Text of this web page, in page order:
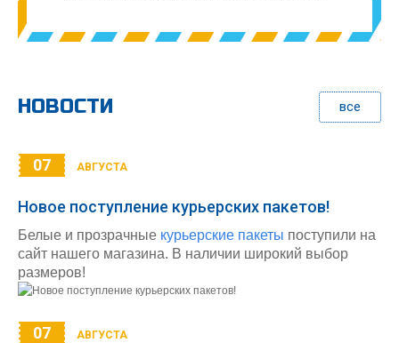
НОВОСТИ все
07 АВГУСТА
Новое поступление курьерских пакетов!
Белые и прозрачные курьерские пакеты поступили на
сайт нашего магазина. В наличии широкий выбор
размеров!
07 АВГУСТА